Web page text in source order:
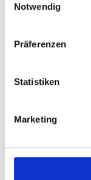
Notwendig
Präferenzen
Statistiken
Marketing